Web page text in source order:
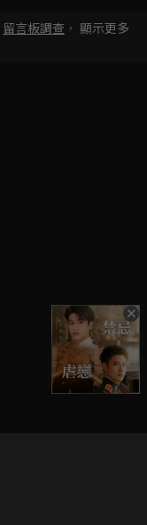
留言板調查 ， 顯示更多